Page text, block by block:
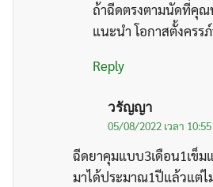
ถ้าฉีดตรงตามนัดที่คุ
แนะนำ โอกาสตั้งครร
Reply
วรัญญา
05/08/2022 เวลา
ฉีดยาคุมแบบ3เดือน1เข็
มาได้ประมาณ1ปีแล้วแต่ไ